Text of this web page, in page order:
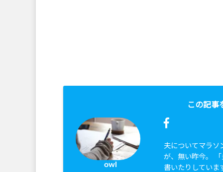
この記事
owl
夫についてマラソ
が、無い昨今。
書いたりしていま